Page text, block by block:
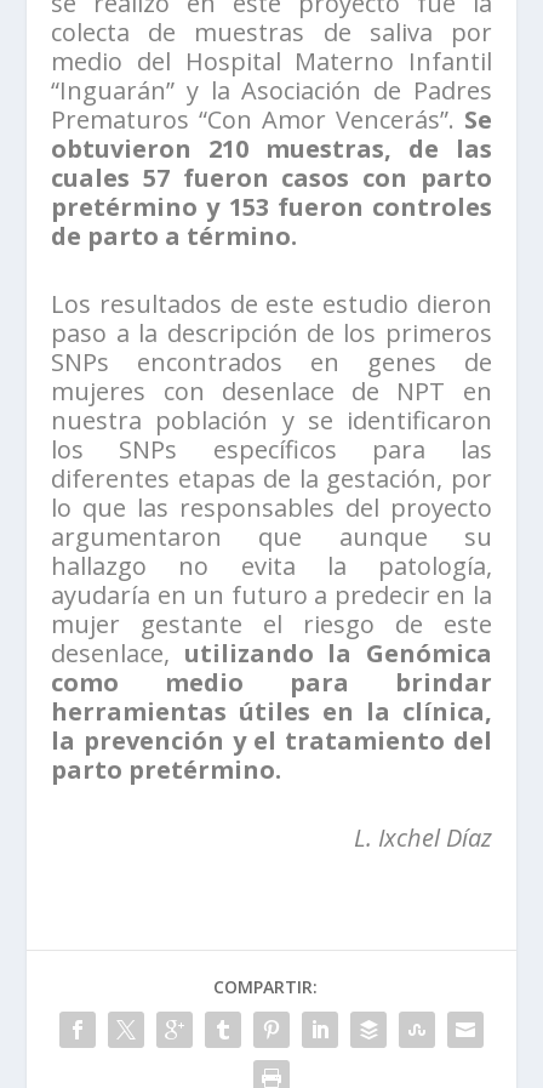
colecta de muestras de saliva por
medio del Hospital Materno Infantil
“Inguarán” y la Asociación de Padres
Prematuros “Con Amor Vencerás”. Se
obtuvieron 210 muestras, de las
cuales 57 fueron casos con parto
pretérmino y 153 fueron controles
de parto a término.
Los resultados de este estudio dieron
paso a la descripción de los primeros
SNPs encontrados en genes de
mujeres con desenlace de NPT en
nuestra población y se identificaron
los SNPs específicos para las
diferentes etapas de la gestación, por
lo que las responsables del proyecto
argumentaron que aunque su
hallazgo no evita la patología,
ayudaría en un futuro a predecir en la
mujer gestante el riesgo de este
desenlace, utilizando la Genómica
como medio para brindar
herramientas útiles en la clínica,
la prevención y el tratamiento del
parto pretérmino.
L. Ixchel Díaz
COMPARTIR: